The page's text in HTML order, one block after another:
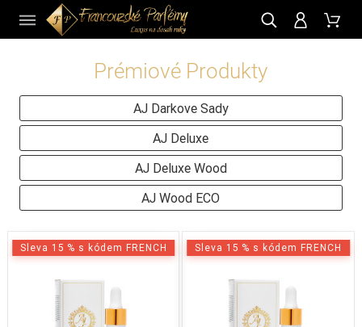
Prémiové Produkty
AJ Darkove Sady
AJ Deluxe
AJ Deluxe Wood
AJ Wood ECO
Sleva 15 % s kódem FRENCH Sleva 15 % s kódem FRENCH
CZ